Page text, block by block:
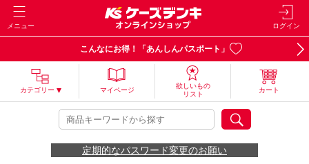
メニュー ログイン
こんなにお得！「あんしんパスポート」
カテゴリー マイページ
欲しいもの
リスト
カート
定期的なパスワード変更のお願い